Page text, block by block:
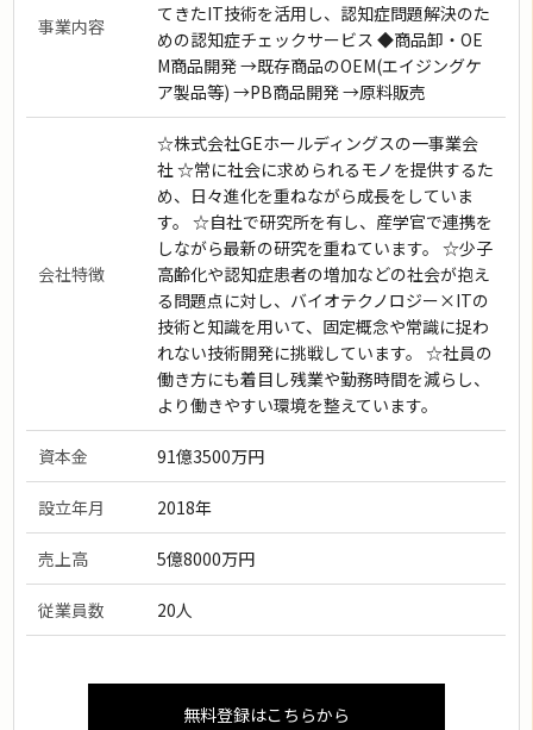
事業内容
てきたIT技術を活用し、認知症問題解決のた
めの認知症チェックサービス ◆商品卸・OE
M商品開発 →既存商品のOEM(エイジングケ
ア製品等) →PB商品開発 →原料販売
会社特徴
☆株式会社GEホールディングスの一事業会
社 ☆常に社会に求められるモノを提供するた
め、日々進化を重ねながら成長をしていま
す。 ☆自社で研究所を有し、産学官で連携を
しながら最新の研究を重ねています。 ☆少子
高齢化や認知症患者の増加などの社会が抱え
る問題点に対し、バイオテクノロジー×ITの
技術と知識を用いて、固定概念や常識に捉わ
れない技術開発に挑戦しています。 ☆社員の
働き方にも着目し残業や勤務時間を減らし、
より働きやすい環境を整えています。
資本金 91億3500万円
設立年月 2018年
売上高 5億8000万円
従業員数 20人
無料登録はこちらから